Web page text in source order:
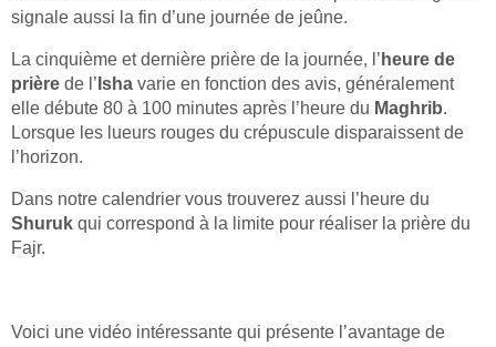
signale aussi la fin d’une journée de jeûne.
La cinquième et dernière prière de la journée, l’ heure de
prière de l’ Isha varie en fonction des avis, généralement
elle débute 80 à 100 minutes après l’heure du Maghrib.
Lorsque les lueurs rouges du crépuscule disparaissent de
l’horizon.
Dans notre calendrier vous trouverez aussi l’heure du
Shuruk qui correspond à la limite pour réaliser la prière du
Fajr.
Voici une vidéo intéressante qui présente l’avantage de